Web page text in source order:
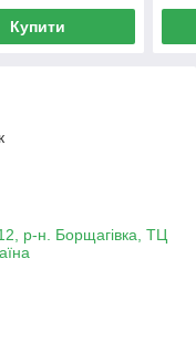
Купити
р-н. Борщагівка, ТЦ